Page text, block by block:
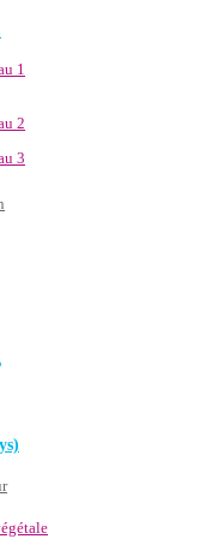
1
2
3